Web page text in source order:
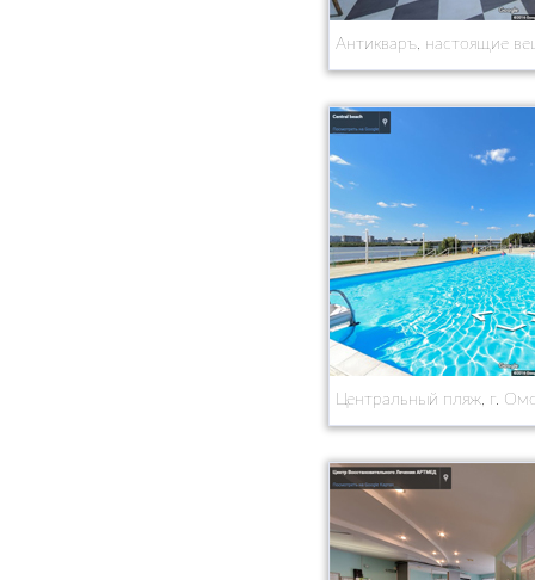
Антикваръ, настоящие
Центральный пляж, г.